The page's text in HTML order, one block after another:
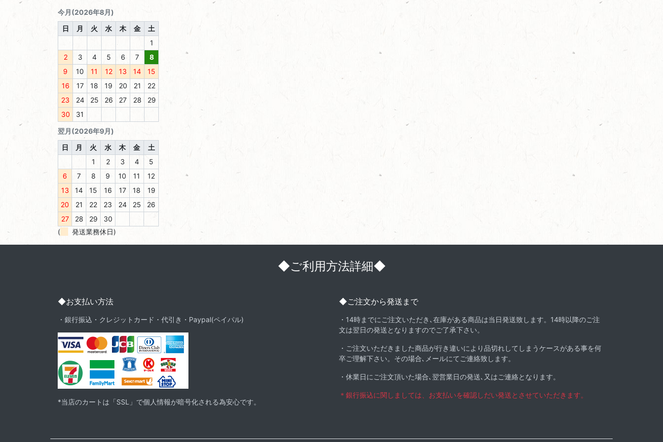
今月(2026年8月)
日
月 火 水 木 金
土
1
2
3 4 5 6 7
8
9
10 11 12 13 14
15
16
17 18 19 20 21
22
23
24 25 26 27 28
29
30
31
翌月(2026年9月)
日
月 火 水 木 金
土
1
2 3 4
5
6
7 8 9 10 11
12
13
14 15 16 17 18
19
20
21 22 23 24 25
26
27
28 29
30
(
発送業務休日)
◆ご利用方法詳細◆
◆お支払い方法
・銀行振込・クレジットカード・代引き・Paypal(ペイパル)
*当店のカートは「SSL」で個人情報が暗号化される為安心です。
◆ご注文から発送まで
・14時までにご注文いただき､在庫がある商品は当日発送致します。14時以降のご注
文は翌日の発送となりますのでご了承下さい。
・ご注文いただきました商品が行き違いにより品切れしてしまうケースがある事を何
卒ご理解下さい。その場合､メールにてご連絡致します。
・休業日にご注文頂いた場合､翌営業日の発送､又はご連絡となります。
＊銀行振込に関しましては、お支払いを確認しだい発送とさせていただきます。